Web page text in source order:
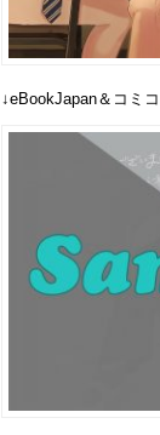
↓eBookJapan＆コミ